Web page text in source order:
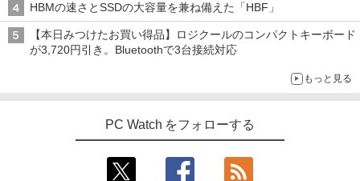
HBMの速さとSSDの大容量を兼ね備えた「HBF」
【本日みつけたお買い得品】ロジクールのコンパクトキーボード
が3,720円引き。Bluetoothで3台接続対応
もっと見る
PC Watch をフォローする